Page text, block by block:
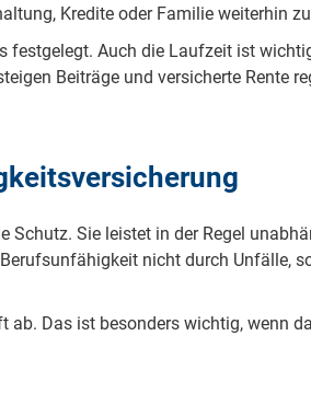
Kredite oder Familie weiterhin
festgelegt. Auch die Laufzeit ist
Beiträge und versicherte Rente
Schutz. Sie leistet in der Regel
nicht durch Unfälle,
ab. Das ist besonders wichtig, wenn